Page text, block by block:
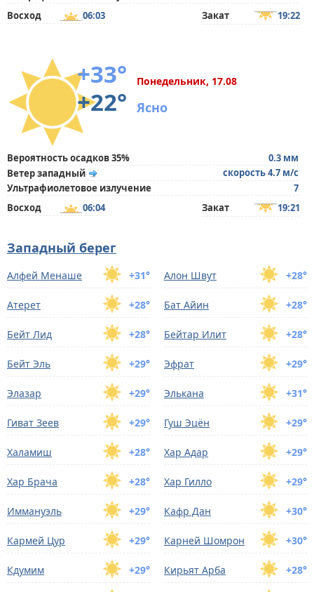
Восход
06:03 Закат 19:22
+33°
+22°
Понедельник, 17.08
Ясно
Вероятность осадков 35%
0.3 мм
Ветер западный
скорость 4.7 м/с
Ультрафиолетовое излучение
7
Восход
06:04 Закат 19:21
Западный берег
+31°
Алфей Менаше +28°
Алон Швут
+28°
Атерет +28°
Бат Айин
+28°
Бейт Лид +28°
Бейтар Илит
+29°
Бейт Эль +29°
Эфрат
+29°
Элазар +31°
Элькана
+29°
Гиват Зеев +29°
Гуш Эцён
+28°
Халамиш +29°
Хар Адар
+28°
Хар Брача +29°
Хар Гилло
+29°
Иммануэль +30°
Кафр Дан
+29°
Кармей Цур +30°
Карней Шомрон
+29°
Кдумим +28°
Кирьят Арба